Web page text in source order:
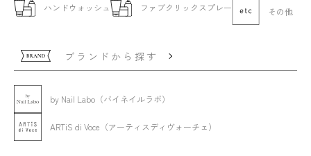
ハンドウォッシュ
ファブクリックスプレー その他
ブランドから探す
by Nail Labo（バイネイルラボ）
ARTiS di Voce（アーティスディヴォーチェ）